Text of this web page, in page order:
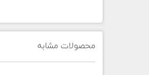
محصولات مشابه